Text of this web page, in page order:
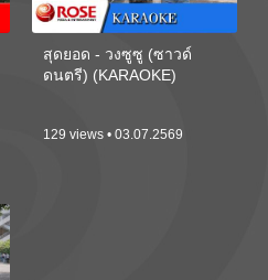
สุดยอด - วงซูซู (ซาวด์
ดนตรี) (KARAOKE)
129 views • 03.07.2569